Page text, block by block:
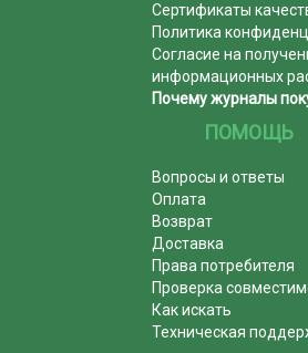
Сертификаты
Политика
Согласие на
информационных
Почему журналы
ПОМОЩЬ
Вопросы и ответы
Оплата
Возврат
Доставка
Права потребителя
Проверка
Как искать
Техническая